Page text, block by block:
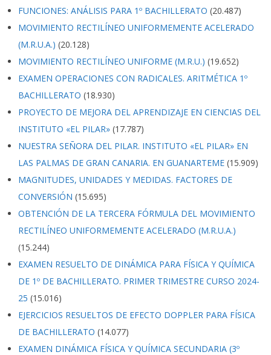
FUNCIONES: ANÁLISIS PARA 1º BACHILLERATO (20.487)
MOVIMIENTO RECTILÍNEO UNIFORMEMENTE ACELERADO
(M.R.U.A.) (20.128)
MOVIMIENTO RECTILÍNEO UNIFORME (M.R.U.) (19.652)
EXAMEN OPERACIONES CON RADICALES. ARITMÉTICA 1º
BACHILLERATO (18.930)
PROYECTO DE MEJORA DEL APRENDIZAJE EN CIENCIAS DEL
INSTITUTO «EL PILAR» (17.787)
NUESTRA SEÑORA DEL PILAR. INSTITUTO «EL PILAR» EN
LAS PALMAS DE GRAN CANARIA. EN GUANARTEME (15.909)
MAGNITUDES, UNIDADES Y MEDIDAS. FACTORES DE
CONVERSIÓN (15.695)
OBTENCIÓN DE LA TERCERA FÓRMULA DEL MOVIMIENTO
RECTILÍNEO UNIFORMEMENTE ACELERADO (M.R.U.A.)
(15.244)
EXAMEN RESUELTO DE DINÁMICA PARA FÍSICA Y QUÍMICA
DE 1º DE BACHILLERATO. PRIMER TRIMESTRE CURSO 2024-
25 (15.016)
EJERCICIOS RESUELTOS DE EFECTO DOPPLER PARA FÍSICA
DE BACHILLERATO (14.077)
EXAMEN DINÁMICA FÍSICA Y QUÍMICA SECUNDARIA (3º